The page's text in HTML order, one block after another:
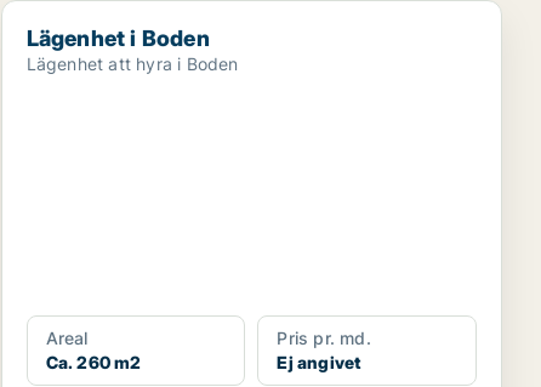
Lägenhet i Boden
Lägenhet i Boden
Lägenhet att hyra i Boden
Areal
Ca. 260 m2
Pris pr. md.
Ej angivet